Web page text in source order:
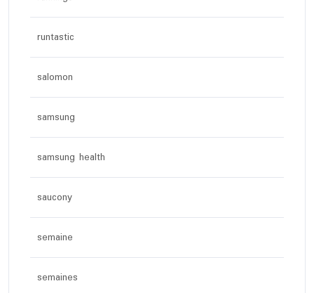
runtastic
salomon
samsung
samsung health
saucony
semaine
semaines